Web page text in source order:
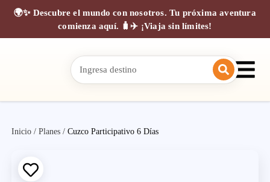
🌍✨ Descubre el mundo con nosotros. Tu próxima aventura
comienza aquí. 🧳✈️ ¡Viaja sin límites!
Inicio /Planes /Cuzco Participativo 6 Días